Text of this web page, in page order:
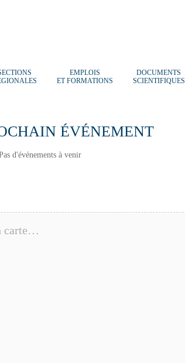
EMPLOIS
ET FORMATIONS
DOCUMENTS
SCIENTIFIQUES
ÉVÉNEMENT
d'événements à venir
carte…